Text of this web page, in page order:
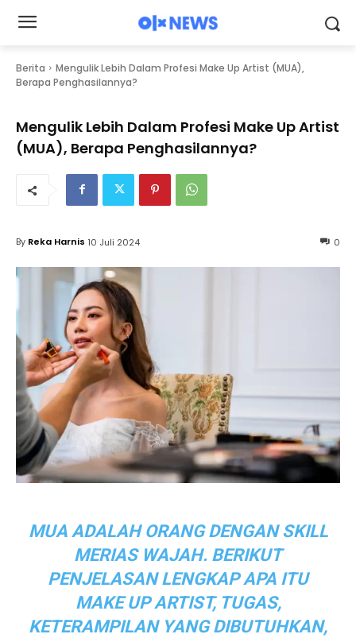
Berita
Mengulik Lebih Dalam Profesi Make Up Artist (MUA),
Berapa Penghasilannya?
Mengulik Lebih Dalam Profesi Make Up Artist
(MUA), Berapa Penghasilannya?
0
By Reka Harnis 10 Juli 2024
MUA ADALAH ORANG DENGANSKILL
MERIAS WAJAH. BERIKUT
PENJELASAN LENGKAP APA ITU
MAKE UP ARTIST, TUGAS,
KETERAMPILAN YANG DIBUTUHKAN,